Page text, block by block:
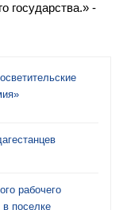
государства.» -
рабочего
поселке